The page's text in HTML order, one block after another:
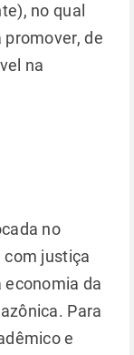
no qual
de
na
no
justiça
da
Para
e